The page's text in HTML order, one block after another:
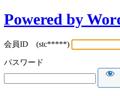
Powered by
会員ID (stc*****)
パスワード